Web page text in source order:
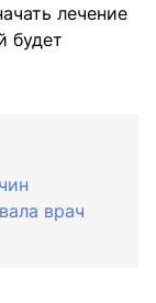
лечение
будет
врач